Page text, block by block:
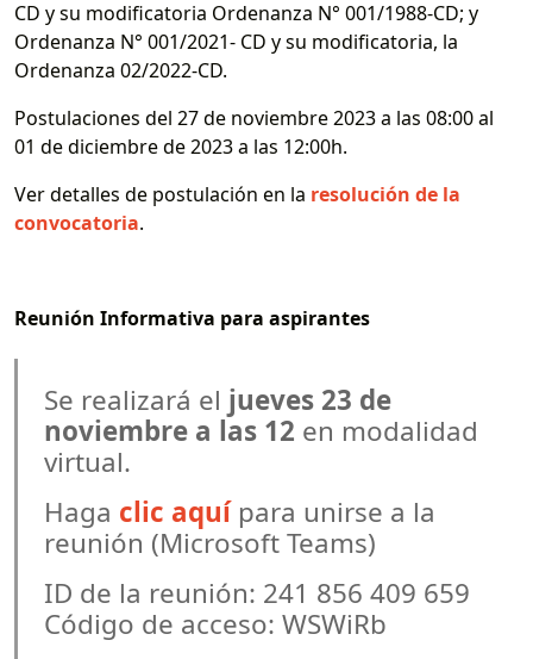
CD y su modificatoria Ordenanza N° 001/1988-CD; y
Ordenanza N° 001/2021- CD y su modificatoria, la
Ordenanza 02/2022-CD.
Postulaciones del 27 de noviembre 2023 a las 08:00 al
01 de diciembre de 2023 a las 12:00h.
Ver detalles de postulación en la resolución de la
convocatoria.
Reunión Informativa para aspirantes
Se realizará el jueves 23 de
noviembre a las 12 en modalidad
virtual.
Haga clic aquípara unirse a la
reunión (Microsoft Teams)
ID de la reunión: 241 856 409 659
Código de acceso: WSWiRb